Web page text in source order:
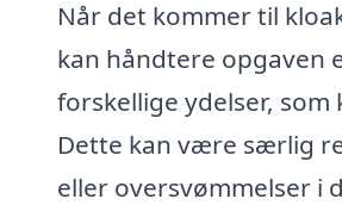
Når det kommer til
kan håndtere
forskellige ydelser,
Dette kan være særlig
eller oversvømmelser i